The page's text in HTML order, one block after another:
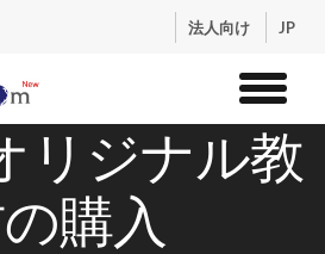
法人向け JP
リジナル教
購入